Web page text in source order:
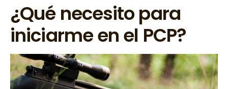
¿Qué necesito para
iniciarme en el PCP?